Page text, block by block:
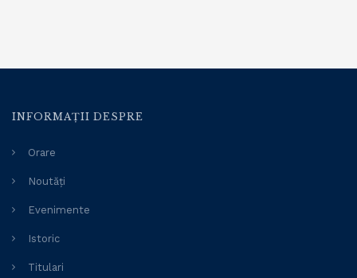
INFORMAȚII DESPRE
Orare
Noutăți
Evenimente
Istoric
Titulari